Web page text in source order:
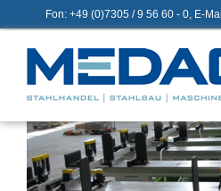
Inhalt
springen
Fon: +49 (0)7305 / 9 56 60 - 0, E-